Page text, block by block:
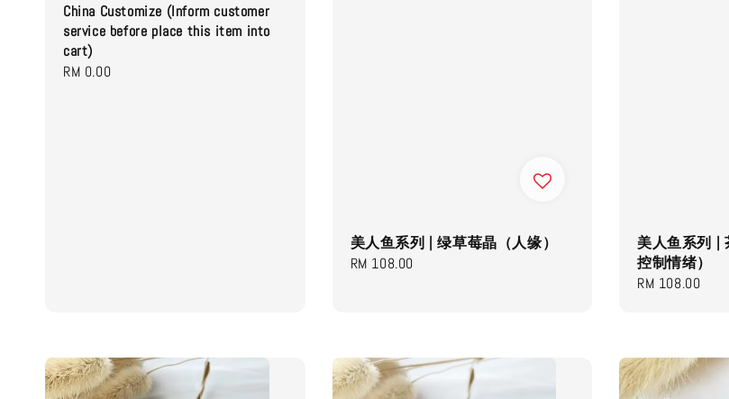
China Customize (Inform customer
service before place this item into
cart)
Regular
RM 0.00
美人鱼系列 | 绿草莓晶（人缘）
Regular
RM 108.00
美人鱼系列 |
控制情绪）
Regular
RM 108.00